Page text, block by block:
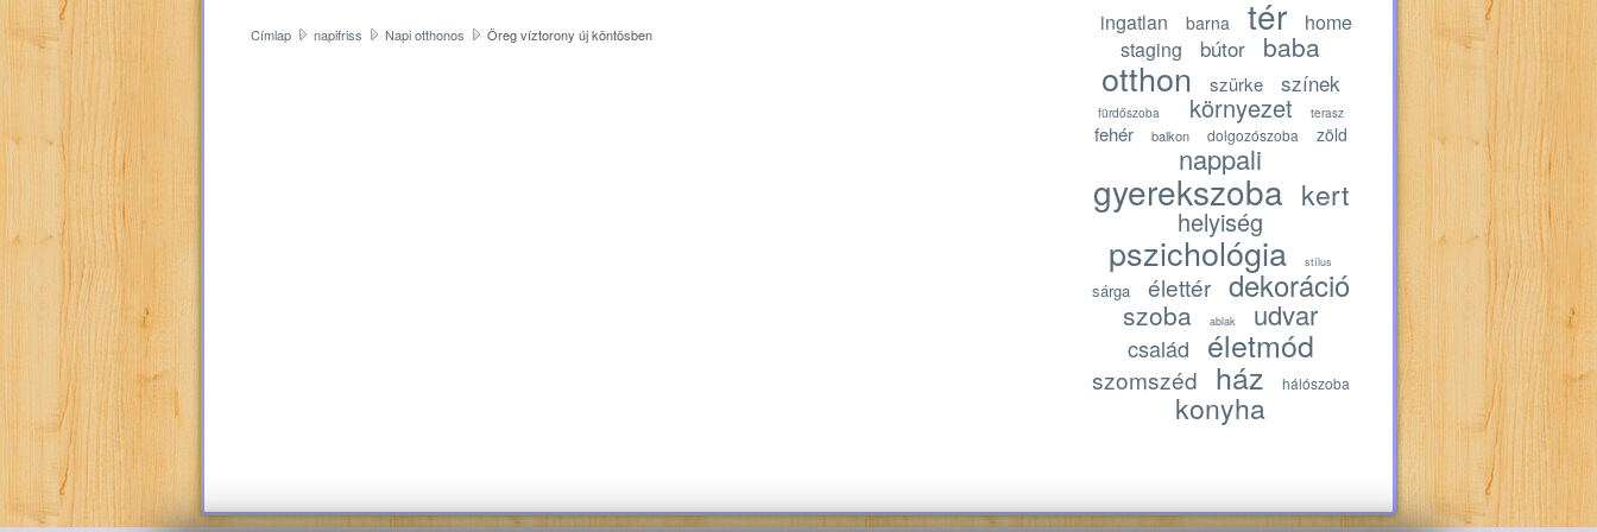
Címlap napifriss Napi otthonos Öreg víztorony új köntösben ingatlan barna tér
home
staging
bútor baba
otthon szürke színek
fürdőszoba környezet terasz
fehér balkon dolgozószoba zöld
nappali
gyerekszoba kert
helyiség
pszichológia stílus
sárga élettér dekoráció
szoba ablak udvar
család életmód
szomszéd ház hálószoba
konyha